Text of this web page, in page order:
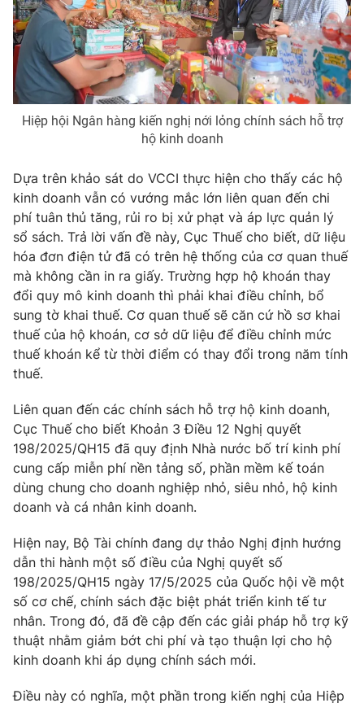
Hậu trường
Nhân vật
Khán giả
Giải sao mai
Điện ảnh
Âm nhạc
Sao
Đời sống
Du lịch
Làm đẹp
Chất lượng cuộc sống
Giáo dục
Tuyển sinh
Công nghệ
Sản phẩm
Thị trường
Tư vấn
Giao lưu trực tuyến
Lịch phát sóng
Chuyên mục khác
Emagazine Podcast
Photo Infographic
Video Shorts video
VTV Money VTV Thể thao
VTV Sức khoẻ Bất động sản
Thị trường 24h Tấm lòng Việt
VTV4 Vươn mình bằng AI
VTV9 VTV8
Liên hệ tòa soạn English
Hiệp hội Ngân hàng kiến nghị nới lỏng chính sách hỗ trợ
hộ kinh doanh
Dựa trên khảo sát do VCCI thực hiện cho thấy các hộ
kinh doanh vẫn có vướng mắc lớn liên quan đến chi
phí tuân thủ tăng, rủi ro bị xử phạt và áp lực quản lý
sổ sách. Trả lời vấn đề này, Cục Thuế cho biết, dữ liệu
hóa đơn điện tử đã có trên hệ thống của cơ quan thuế
mà không cần in ra giấy. Trường hợp hộ khoán thay
đổi quy mô kinh doanh thì phải khai điều chỉnh, bổ
sung tờ khai thuế. Cơ quan thuế sẽ căn cứ hồ sơ khai
thuế của hộ khoán, cơ sở dữ liệu để điều chỉnh mức
thuế khoán kể từ thời điểm có thay đổi trong năm tính
thuế.
Liên quan đến các chính sách hỗ trợ hộ kinh doanh,
Cục Thuế cho biết Khoản 3 Điều 12 Nghị quyết
198/2025/QH15 đã quy định Nhà nước bố trí kinh phí
cung cấp miễn phí nền tảng số, phần mềm kế toán
dùng chung cho doanh nghiệp nhỏ, siêu nhỏ, hộ kinh
doanh và cá nhân kinh doanh.
Hiện nay, Bộ Tài chính đang dự thảo Nghị định hướng
dẫn thi hành một số điều của Nghị quyết số
198/2025/QH15 ngày 17/5/2025 của Quốc hội về một
số cơ chế, chính sách đặc biệt phát triển kinh tế tư
nhân. Trong đó, đã đề cập đến các giải pháp hỗ trợ kỹ
thuật nhằm giảm bớt chi phí và tạo thuận lợi cho hộ
kinh doanh khi áp dụng chính sách mới.
Điều này có nghĩa, một phần trong kiến nghị của Hiệp